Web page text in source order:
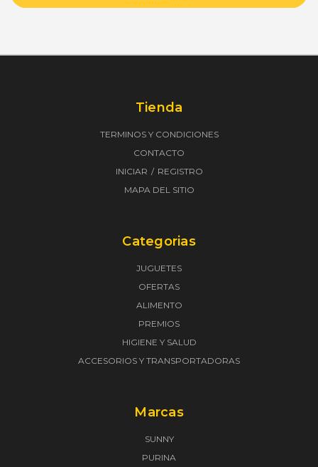
Tienda
TERMINOS Y CONDICIONES
CONTACTO
INICIAR
REGISTRO
MAPA DEL SITIO
Categorias
JUGUETES
OFERTAS
ALIMENTO
PREMIOS
HIGIENE Y SALUD
ACCESORIOS Y TRANSPORTADORAS
Marcas
SUNNY
PURINA